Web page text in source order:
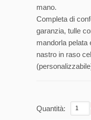
mano.
Completa di
garanzia, tulle
mandorla pelata
nastro in raso
Quantità: